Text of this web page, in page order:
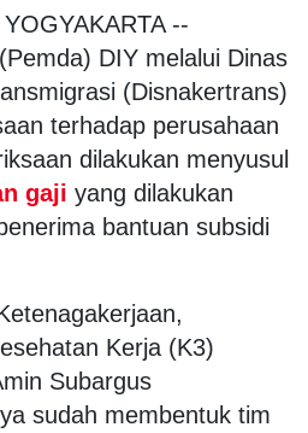
--
DIY melalui Dinas
(Disnakertrans)
terhadap perusahaan
dilakukan menyusul
gaji yang dilakukan
bantuan subsidi
Kerja (K3)
Subargus
sudah membentuk tim